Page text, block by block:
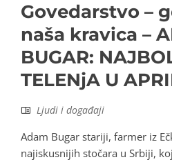
Govedarstvo –
naša kravica –
BUGAR:
TELENjA U
Ljudi i događaji
Adam Bugar stariji, farmer iz
najiskusnijih stočara u Srbiji,